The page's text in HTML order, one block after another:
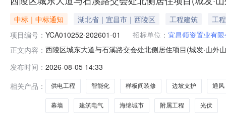
中标｜中标通知 湖北省｜宜昌市｜西陵区 工程建筑
工程
项目编号： YCA010252-202601-01 招标单位： 宜昌领资置业有
正文内容： 西陵区城东大道与石溪路交会处北侧居住项目(城发·山
会处北侧居住项目(城发·山外山)施工中标人:武汉博宏建
发布时间： 2026-08-05 14:33
相关产品：
供电工程 智能化 样板间装修 边坡支护 通风
幕墙 建筑电气 海绵城市 附属工程 光伏